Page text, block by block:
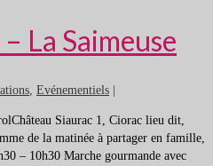
La Saimeuse
, Evénementiels
Siaurac 1, Ciorac lieu dit,
de la matinée à partager en famille,
– 10h30 Marche gourmande avec